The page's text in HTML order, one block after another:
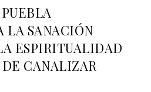
LA SANACIÓN
ESPIRITUALIDAD
DE CANALIZAR